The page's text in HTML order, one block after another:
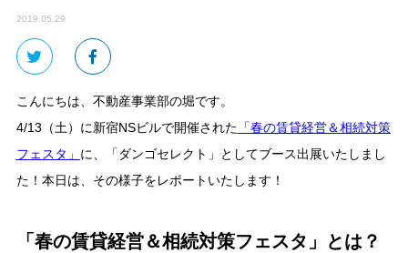
2019.05.29
こんにちは、不動産事業部の堀です。
4/13（土）に新宿NSビルで開催された 「春の賃貸経営＆相続対策
フェスタ」 に、「ダンゴセレクト」としてブース出展いたしまし
た！本日は、その様子をレポートいたします！
「春の賃貸経営＆相続対策フェスタ」とは？